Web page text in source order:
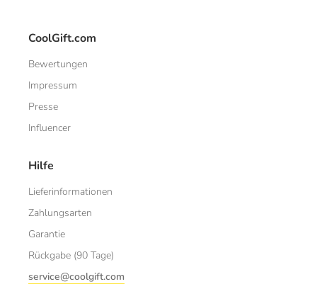
CoolGift.com
Bewertungen
Impressum
Presse
Influencer
Hilfe
Lieferinformationen
Zahlungsarten
Garantie
Rückgabe (90 Tage)
service@coolgift.com